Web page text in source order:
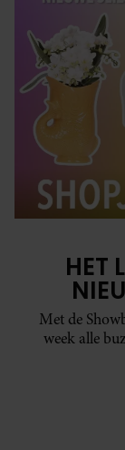
HET
Met de
week alle